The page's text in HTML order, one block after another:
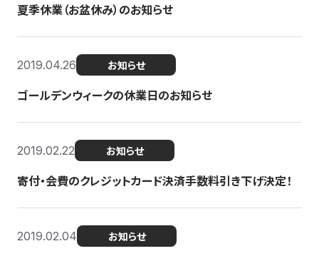
夏季休業（お盆休み）のお知らせ
2019.04.26 お知らせ
ゴールデンウィークの休業日のお知らせ
2019.02.22 お知らせ
寄付・会費のクレジットカード決済手数料引き下げ決定！
2019.02.04 お知らせ